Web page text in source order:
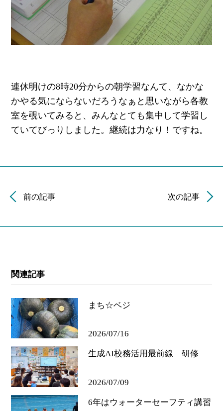
連休明けの8時20分からの朝学習なんて、なかな
かやる気にならないだろうなぁと思いながら各教
室を覗いてみると、みんなとても集中して学習し
ていてびっりしました。継続は力なり！ですね。
前の記事 次の記事
関連記事
まち☆ベジ
2026/07/16
生成AI校務活用最前線 研修
2026/07/09
6年はウォーターセーフティ講習